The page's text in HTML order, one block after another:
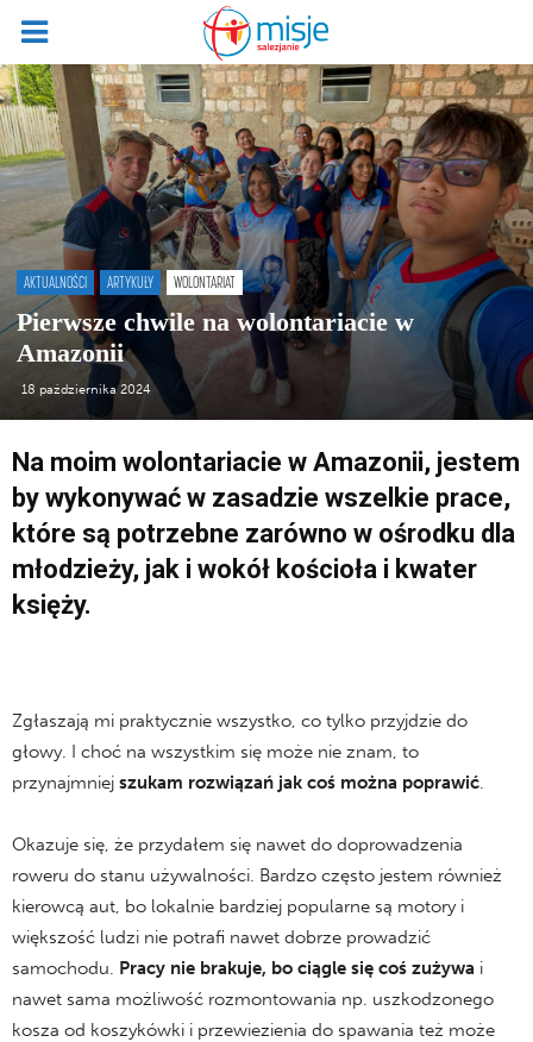
AKTUALNOŚCI ARTYKUŁY WOLONTARIAT
Pierwsze chwile na wolontariacie w
Amazonii
18 października 2024
Na moim wolontariacie w Amazonii, jestem
by wykonywać w zasadzie wszelkie prace,
które są potrzebne zarówno w ośrodku dla
młodzieży, jak i wokół kościoła i kwater
księży.
Zgłaszają mi praktycznie wszystko, co tylko przyjdzie do
głowy. I choć na wszystkim się może nie znam, to
przynajmniej szukam rozwiązań jak coś można poprawić.
Okazuje się, że przydałem się nawet do doprowadzenia
roweru do stanu używalności. Bardzo często jestem również
kierowcą aut, bo lokalnie bardziej popularne są motory i
większość ludzi nie potrafi nawet dobrze prowadzić
samochodu. Pracy nie brakuje, bo ciągle się coś zużywa i
nawet sama możliwość rozmontowania np. uszkodzonego
kosza od koszykówki i przewiezienia do spawania też może